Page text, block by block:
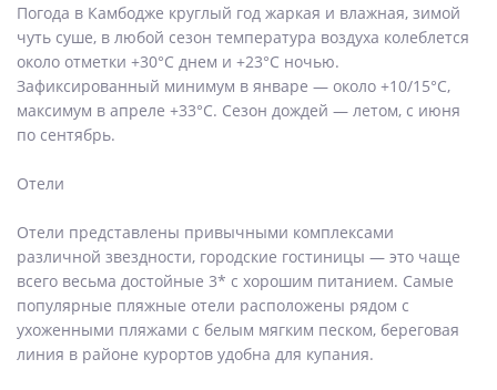
Погода в Камбодже круглый год жаркая и влажная, зимой
чуть суше, в любой сезон температура воздуха колеблется
около отметки +30°С днем и +23°С ночью.
Зафиксированный минимум в январе — около +10/15°С,
максимум в апреле +33°С. Сезон дождей — летом, с июня
по сентябрь.
Отели
Отели представлены привычными комплексами
различной звездности, городские гостиницы — это чаще
всего весьма достойные 3* с хорошим питанием. Самые
популярные пляжные отели расположены рядом с
ухоженными пляжами с белым мягким песком, береговая
линия в районе курортов удобна для купания.